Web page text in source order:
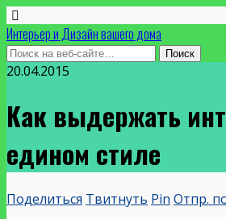
Интерьер и Дизайн вашего дома
20.04.2015
Как выдержать
едином стиле
Поделиться Твитнуть Pin Отпр.